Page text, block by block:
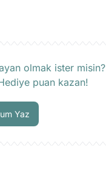
olmak ister misin?
puan kazan!
Yaz